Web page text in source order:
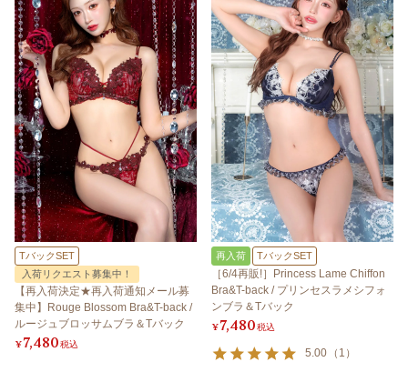
TバックSET
入荷リクエスト募集中！
【再入荷決定★再入荷通知メール募
集中】Rouge Blossom Bra&T-back /
ルージュブロッサムブラ＆Tバック
¥7,480税込
再入荷 TバックSET
［6/4再販!］Princess Lame Chiffon
Bra&T-back / プリンセスラメシフォ
ンブラ＆Tバック
¥7,480税込
5.00 （ 1 ）